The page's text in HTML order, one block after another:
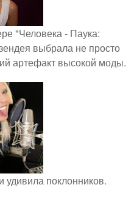
"Человека - Паука:
выбрала не просто
артефакт высокой моды.
удивила поклонников.